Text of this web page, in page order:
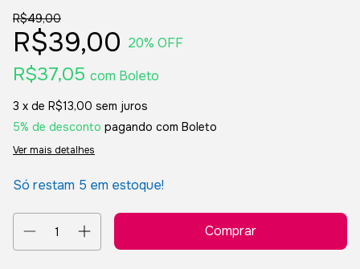
R$49,00
R$39,00 20% OFF
R$37,05 com Boleto
3 x de R$13,00 sem juros
5% de desconto pagando com Boleto
Ver mais detalhes
Só restam 5 em estoque!